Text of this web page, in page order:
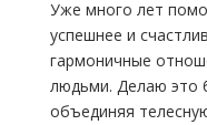
Уже много лет
успешнее и
гармоничные
людьми. Делаю это
объединяя